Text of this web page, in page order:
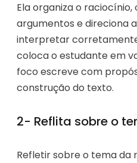
Ela organiza o
argumentos e direciona
interpretar
coloca o estudante em
foco escreve com
construção do texto.
2- Reflita sobre o
Refletir sobre o tema da